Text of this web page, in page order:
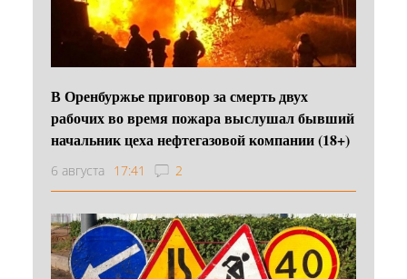
В Оренбуржье приговор за смерть двух
рабочих во время пожара выслушал бывший
начальник цеха нефтегазовой компании (18+)
6 августа 17:41 2